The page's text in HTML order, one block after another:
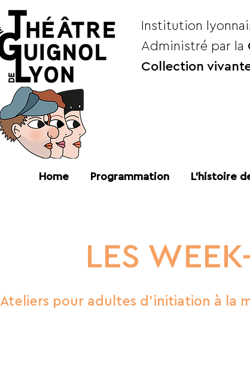
Institution
Administré par la
Collection
Home Programmation L'histoire
LES
Ateliers pour adultes d'initiation à la